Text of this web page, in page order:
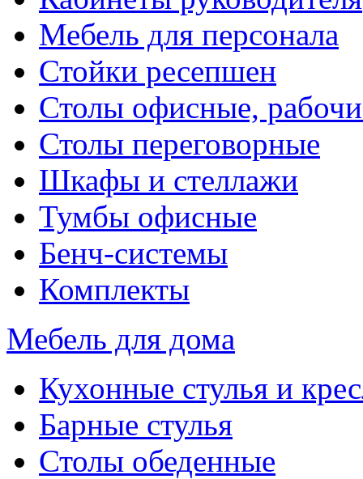
Мебель для персонала
Стойки ресепшен
Столы офисные,
Столы переговорные
Шкафы и стеллажи
Тумбы офисные
Бенч-системы
Комплекты
Мебель для дома
Кухонные стулья и
Барные стулья
Столы обеденные